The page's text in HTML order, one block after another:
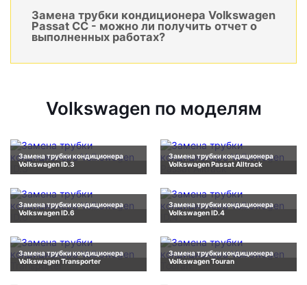
Замена трубки кондиционера Volkswagen
Passat CC - можно ли получить отчет о
выполненных работах?
Volkswagen по моделям
Замена трубки кондиционера
Volkswagen ID.3
Замена трубки кондиционера
Volkswagen Passat Alltrack
Замена трубки кондиционера
Volkswagen ID.6
Замена трубки кондиционера
Volkswagen ID.4
Замена трубки кондиционера
Volkswagen Transporter
Замена трубки кондиционера
Volkswagen Touran